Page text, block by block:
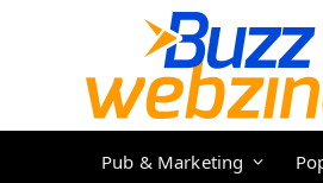
Pub & Marketing